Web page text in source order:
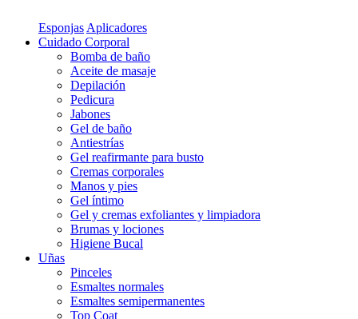
Esponjas Aplicadores
Cuidado Corporal
Bomba de baño
Aceite de masaje
Depilación
Pedicura
Jabones
Gel de baño
Antiestrías
Gel reafirmante para busto
Cremas corporales
Manos y pies
Gel íntimo
Gel y cremas exfoliantes y limpiadora
Brumas y lociones
Higiene Bucal
Uñas
Pinceles
Esmaltes normales
Esmaltes semipermanentes
Top Coat